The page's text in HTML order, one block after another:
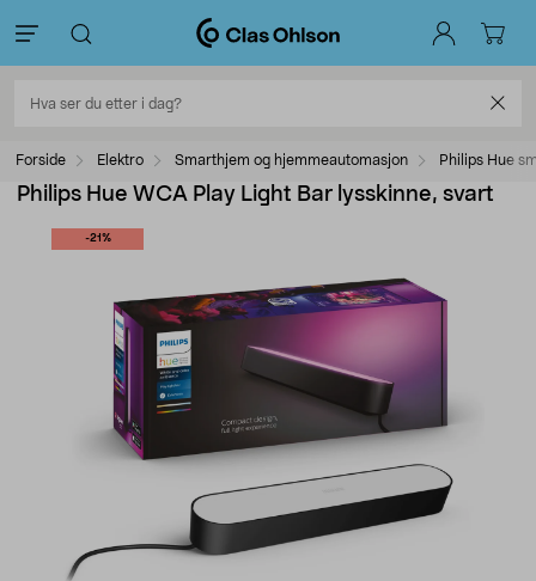
Forside Elektro Smarthjem og hjemmeautomasjon Philips Hue
Philips Hue WCA Play Light Bar lysskinne, svart
-21%